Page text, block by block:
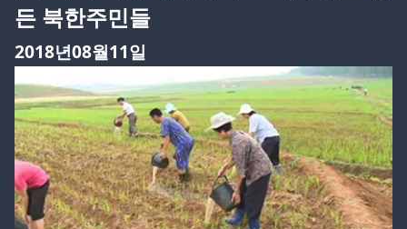
든 북한주민들
2018년08월11일